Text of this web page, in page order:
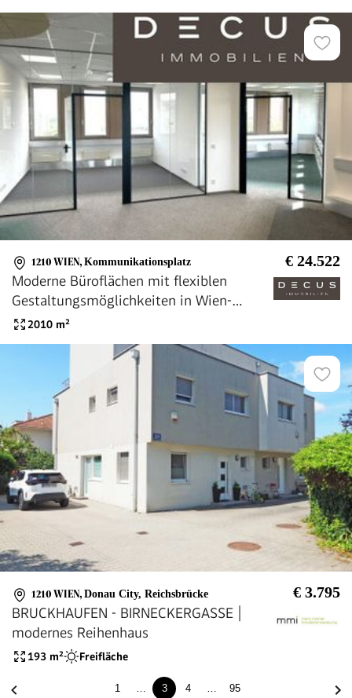
1210 WIEN, Kommunikationsplatz € 24.522
Moderne Büroflächen mit flexiblen
Gestaltungsmöglichkeiten in Wien-
Strebersdorf
2010 m²
1210 WIEN, Donau City, Reichsbrücke € 3.795
BRUCKHAUFEN - BIRNECKERGASSE |
modernes Reihenhaus
193 m² Freifläche
1 … 3 4 … 95